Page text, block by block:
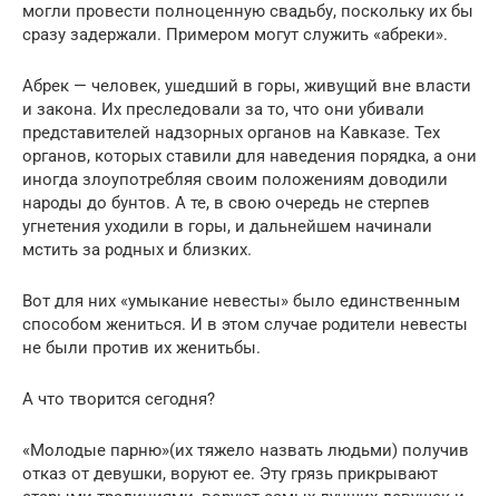
могли провести полноценную свадьбу, поскольку их бы
сразу задержали. Примером могут служить «абреки».
Абрек — человек, ушедший в горы, живущий вне власти
и закона. Их преследовали за то, что они убивали
представителей надзорных органов на Кавказе. Тех
органов, которых ставили для наведения порядка, а они
иногда злоупотребляя своим положениям доводили
народы до бунтов. А те, в свою очередь не стерпев
угнетения уходили в горы, и дальнейшем начинали
мстить за родных и близких.
Вот для них «умыкание невесты» было единственным
способом жениться. И в этом случае родители невесты
не были против их женитьбы.
А что творится сегодня?
«Молодые парню»(их тяжело назвать людьми) получив
отказ от девушки, воруют ее. Эту грязь прикрывают